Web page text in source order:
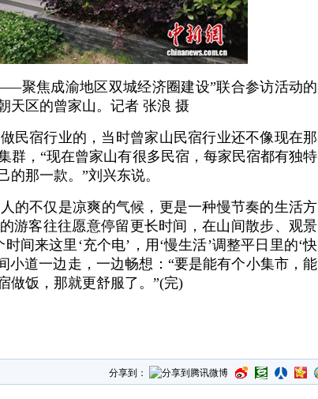
聚焦成渝地区双城经济圈建设”联合参访活动的
天区的曾家山。记者 张浪 摄
民宿行业的，当时曾家山民宿行业还不像现在那
群，“现在曾家山有很多民宿，每家民宿都有独特
那一款。”刘兴东说。
的不仅是凉爽的气候，更是一种慢节奏的生活方
游客往往愿意停留更长时间，在山间散步、观景
间来这里‘充个电’，用‘慢生活’调整平日里的‘快
小道一边走，一边畅想：“要是能有个小集市，能
做饭，那就更舒服了。”(完)
分享到：